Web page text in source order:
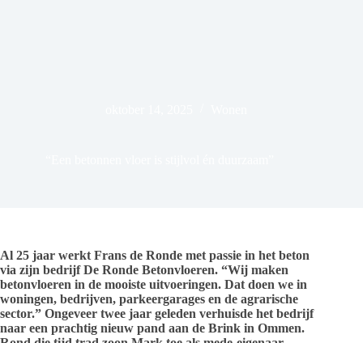
Al 25 jaar werkt Frans de Ronde met passie in het beton
via zijn bedrijf De Ronde Betonvloeren. “Wij maken
betonvloeren in de mooiste uitvoeringen. Dat doen we in
woningen, bedrijven, parkeergarages en de agrarische
sector.” Ongeveer twee jaar geleden verhuisde het bedrijf
naar een prachtig nieuw pand aan de Brink in Ommen.